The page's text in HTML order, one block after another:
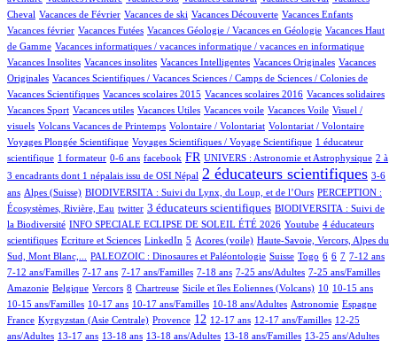
Cheval
19/618Vacances de Février
1/618 Vacances de ski
1/618 Vacances Découverte
15/618 Vacances Enfants
1/618
Vacances février
2/618 Vacances Futées
9/618 Vacances Géologie / Vacances en Géologie
1/618
Vacances Haut
de Gamme
1/618 Vacances informatiques / vacances informatique / vacances en informatique
1/618
Vacances Insolites
1/618 Vacances insolites
1/618 Vacances Intelligentes
2/618 Vacances Originales
1/618
Vacances
Originales
2/618
Vacances Scientifiques / Vacances Sciences / Camps de Sciences / Colonies de
Vacances Scientifiques
1/618 Vacances scolaires 2015
1/618 Vacances scolaires 2016
1/618 Vacances solidaires
1/618
Vacances Sport
1/618 Vacances utiles
1/618 Vacances Utiles
1/618 Vacances voile
1/618 Vacances Voile
1/618
Visuel /
visuels
2/618Volcans Vacances de Printemps
1/618 Volontaire / Volontariat
1/618 Volontariat / Volontaire
38/618
Voyages Plongée Scientifique
2/618 Voyages Scientifiques / Voyage Scientifique
83/618
1 éducateur
scientifique
4/618 1 formateur
3/618 0-6 ans
9/618 facebook
215/618 FR
20/618 UNIVERS : Astronomie et Astrophysique
4/618
2 à
3 encadrants dont 1 népalais issu de OSI Népal
369/618 2 éducateurs scientifiques
9/618
3-6
ans
71/618Alpes (Suisse)
28/618 BIODIVERSITA : Suivi du Lynx, du Loup, et de l’Ours
9/618
PERCEPTION :
Écosystèmes, Rivière, Eau
1/618 twitter
164/618 3 éducateurs scientifiques
42/618
BIODIVERSITA : Suivi de
la Biodiversité
45/618 INFO SPECIALE ECLIPSE DE SOLEIL ÉTÉ 2026
1/618 Youtube
26/618
4 éducateurs
scientifiques
2/618 Ecriture et Sciences
1/618 LinkedIn
17/618 5
3/618 Acores (voile)
10/618
Haute-Savoie, Vercors, Alpes du
Sud, Mont Blanc,...
46/618 PALEOZOIC : Dinosaures et Paléontologie
2/618 Suisse
4/618 Togo
1/618 6
19/618 6
48/618 7
9/618 7-12 ans
44/618
7-12 ans/Familles
2/618 7-17 ans
30/618 7-17 ans/Familles
23/618 7-18 ans
1/618 7-25 ans/Adultes
8/618 7-25 ans/Familles
1/618
Amazonie
1/618 Belgique
1/618 Vercors
45/618 8
1/618 Chartreuse
3/618 Sicile et îles Eoliennes (Volcans)
53/618 10
2/618 10-15 ans
2/618
10-15 ans/Familles
5/618 10-17 ans
9/618 10-17 ans/Familles
4/618 10-18 ans/Adultes
49/618 Astronomie
45/618 Espagne
7/618
France
54/618Kyrgyzstan (Asie Centrale)
123/618 Provence
266/618 12
18/618 12-17 ans
2/618 12-17 ans/Familles
1/618
12-25
ans/Adultes
90/618 13-17 ans
7/618 13-18 ans
23/618 13-18 ans/Adultes
6/618 13-18 ans/Familles
1/618 13-25 ans/Adultes
1/618